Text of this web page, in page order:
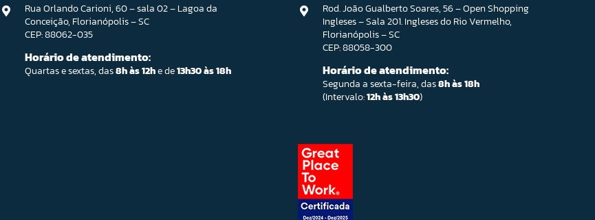
Rua Orlando Carioni, 60 – sala 02 – Lagoa da
Conceição, Florianópolis – SC
CEP: 88062-035
Horário de atendimento:
Quartas e sextas, das8h às 12he de13h30 às 18h
Rod. João Gualberto Soares, 56 – Open Shopping
Ingleses – Sala 201. Ingleses do Rio Vermelho,
Florianópolis – SC
CEP: 88058-300
Horário de atendimento:
Segunda a sexta-feira, das8h às 18h
(Intervalo:12h às 13h30)